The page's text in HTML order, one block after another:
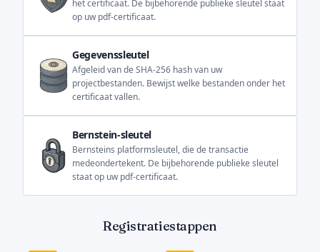
het certificaat. De bijbehorende publieke sleutel staat
op uw pdf-certificaat.
Gegevenssleutel
Afgeleid van de SHA-256 hash van uw
projectbestanden. Bewijst welke bestanden onder het
certificaat vallen.
Bernstein-sleutel
Bernsteins platformsleutel, die de transactie
medeondertekent. De bijbehorende publieke sleutel
staat op uw pdf-certificaat.
Registratiestappen